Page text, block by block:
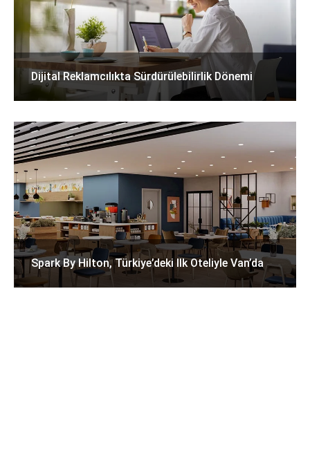
Dijital Reklamcılıkta Sürdürülebilirlik Dönemi
Spark By Hilton, Türkiye’deki Ilk Oteliyle Van’da